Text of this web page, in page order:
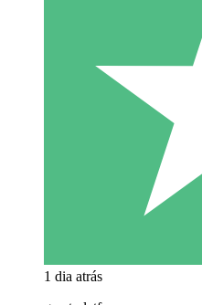
1 dia atrás